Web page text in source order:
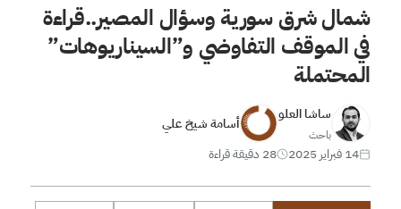
شمال شرق سورية وسؤال المصير..قراءة
في الموقف التفاوضي و”السيناريوهات”
المحتملة
ساشا العلو
باحث
أسامة شيخ علي
14 فبراير 2025
28 دقيقة قراءة